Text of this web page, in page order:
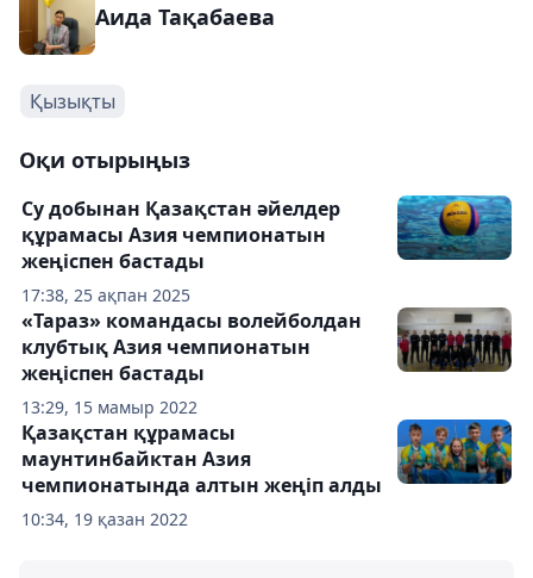
Аида Тақабаева
Қызықты
Оқи отырыңыз
17:38, 25 ақпан 2025
Су добынан Қазақстан әйелдер
құрамасы Азия чемпионатын
жеңіспен бастады
13:29, 15 мамыр 2022
«Тараз» командасы волейболдан
клубтық Азия чемпионатын
жеңіспен бастады
10:34, 19 қазан 2022
Қазақстан құрамасы
маунтинбайктан Азия
чемпионатында алтын жеңіп алды